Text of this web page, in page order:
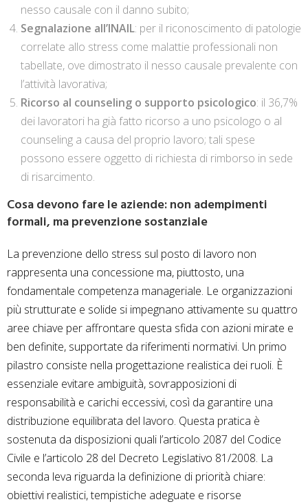
nesso causale con il danno subito;
Segnalazione all’INAIL: per il riconoscimento di patologie
correlate allo stress come malattie professionali non
tabellate, ove dimostrato il nesso causale prevalente con
l’attività lavorativa;
Ricorso al counseling o supporto psicologico: il 36,7%
dei lavoratori ha già fatto ricorso a uno psicologo o al
counseling a causa del proprio lavoro; tali spese
possono essere oggetto di richiesta di rimborso in sede
di risarcimento.
Cosa devono fare le aziende: non adempimenti
formali, ma prevenzione sostanziale
La prevenzione dello stress sul posto di lavoro non
rappresenta una concessione ma, piuttosto, una
fondamentale competenza manageriale. Le organizzazioni
più strutturate e solide si impegnano attivamente su quattro
aree chiave per affrontare questa sfida con azioni mirate e
ben definite, supportate da riferimenti normativi. Un primo
pilastro consiste nella progettazione realistica dei ruoli. È
essenziale evitare ambiguità, sovrapposizioni di
responsabilità e carichi eccessivi, così da garantire una
distribuzione equilibrata del lavoro. Questa pratica è
sostenuta da disposizioni quali l’articolo 2087 del Codice
Civile e l’articolo 28 del Decreto Legislativo 81/2008. La
seconda leva riguarda la definizione di priorità chiare:
obiettivi realistici, tempistiche adeguate e risorse